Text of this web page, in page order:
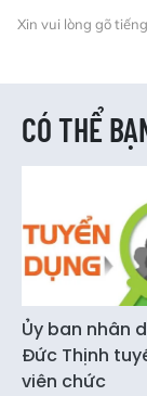
Xin vui lòng gõ
CÓ THỂ
Ủy ban nhân
Đức Thịnh
viên chức